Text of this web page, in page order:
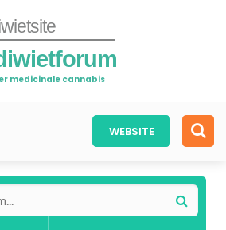
medicinale cannabis
WEBSITE